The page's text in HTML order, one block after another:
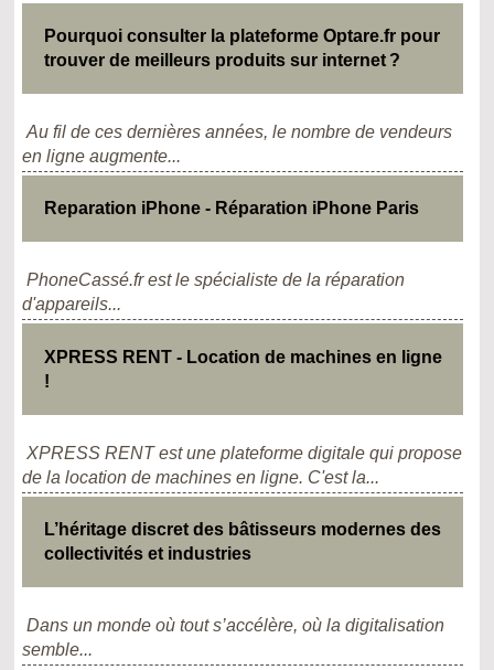
Pourquoi consulter la plateforme Optare.fr pour
trouver de meilleurs produits sur internet ?
Au fil de ces dernières années, le nombre de vendeurs
en ligne augmente...
Reparation iPhone - Réparation iPhone Paris
PhoneCassé.fr est le spécialiste de la réparation
d'appareils...
XPRESS RENT - Location de machines en ligne
!
XPRESS RENT est une plateforme digitale qui propose
de la location de machines en ligne. C'est la...
L’héritage discret des bâtisseurs modernes des
collectivités et industries
Dans un monde où tout s’accélère, où la digitalisation
semble...